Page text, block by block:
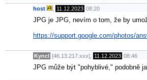
host 11.12.2023 08:20
JPG je JPG, nevím o tom, že by
https://support.google.com/photos/
Kyncl [46.13.217.xxx], 11.12.2023 08:46
JPG může být "pohyblivé," podobně